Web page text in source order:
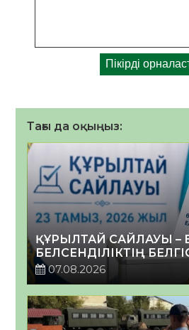
Тағы да оқыңыз:
ҚҰРЫЛТАЙ САЙЛАУЫ –
БЕЛСЕНДІЛІКТІҢ
07.08.2026